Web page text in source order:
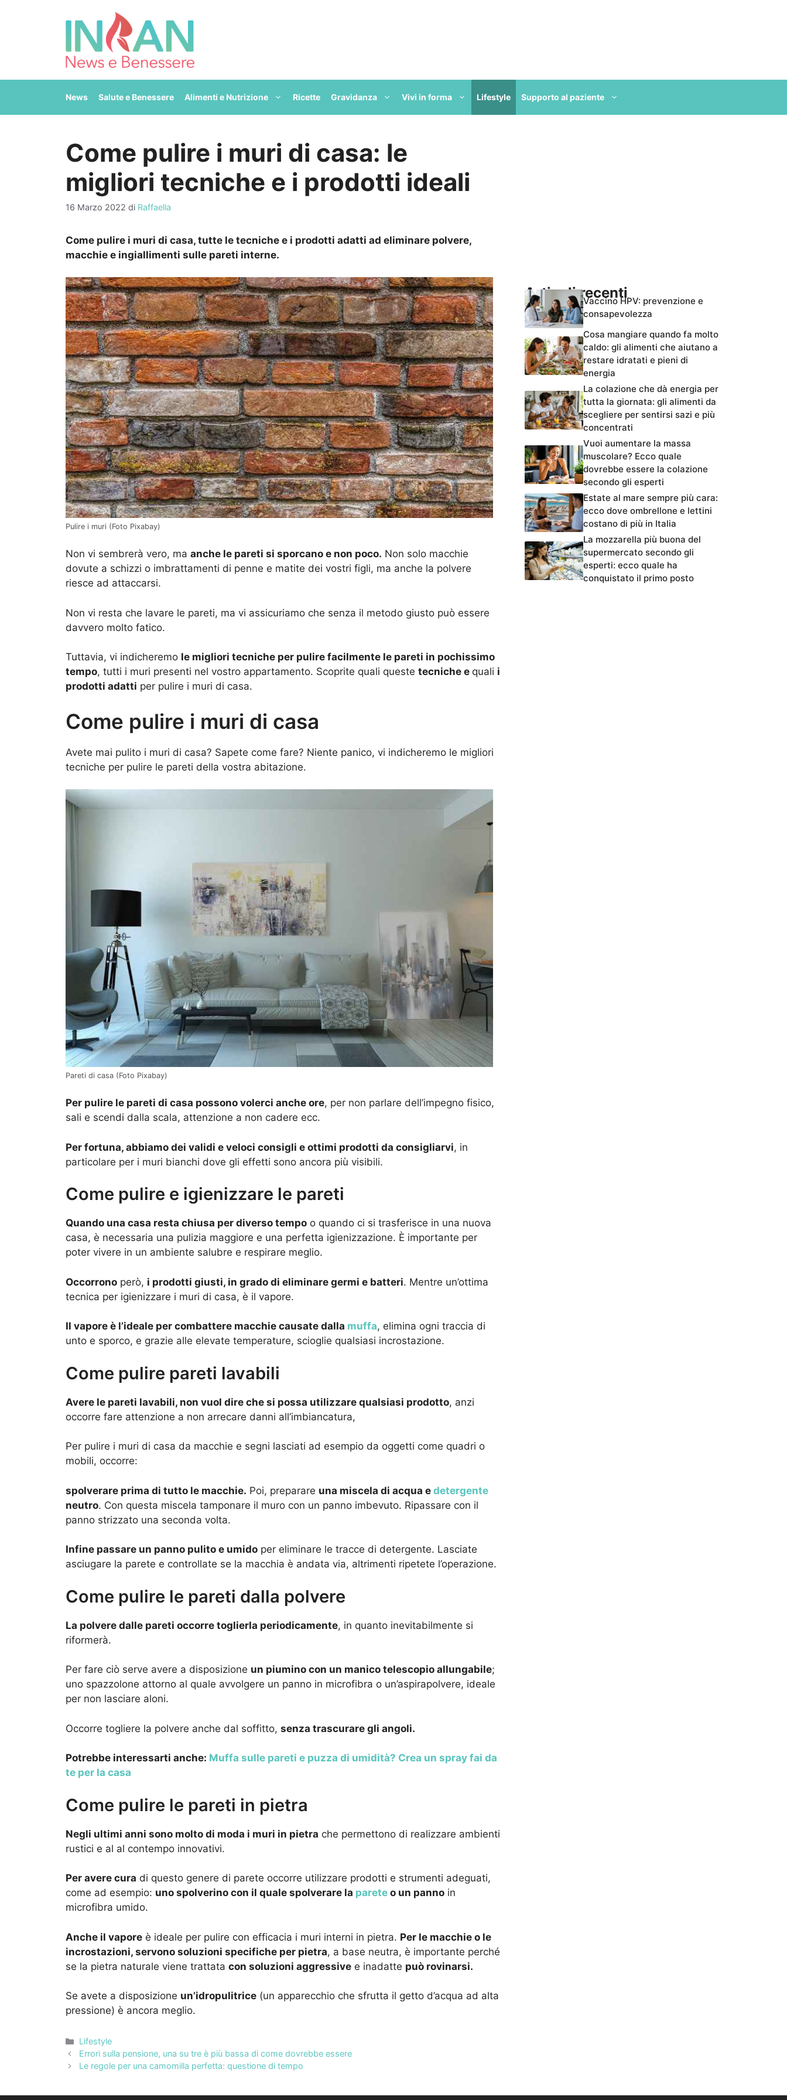
News Salute e Benessere Alimenti e Nutrizione Ricette Gravidanza Vivi in forma Lifestyle Supporto al paziente
Come pulire i muri di casa: le
migliori tecniche e i prodotti ideali
16 Marzo 2022 di Raffaella
Come pulire i muri di casa, tutte le tecniche e i prodotti adatti ad eliminare polvere,
macchie e ingiallimenti sulle pareti interne.
Pulire i muri (Foto Pixabay)
Non vi sembrerà vero, ma anche le pareti si sporcano e non poco. Non solo macchie
dovute a schizzi o imbrattamenti di penne e matite dei vostri figli, ma anche la polvere
riesce ad attaccarsi.
Non vi resta che lavare le pareti, ma vi assicuriamo che senza il metodo giusto può essere
davvero molto fatico.
Tuttavia, vi indicheremo le migliori tecniche per pulire facilmente le pareti in pochissimo
tempo, tutti i muri presenti nel vostro appartamento. Scoprite quali queste tecniche e quali i
prodotti adatti per pulire i muri di casa.
Come pulire i muri di casa
Avete mai pulito i muri di casa? Sapete come fare? Niente panico, vi indicheremo le migliori
tecniche per pulire le pareti della vostra abitazione.
Pareti di casa (Foto Pixabay)
Per pulire le pareti di casa possono volerci anche ore, per non parlare dell’impegno fisico,
sali e scendi dalla scala, attenzione a non cadere ecc.
Per fortuna, abbiamo dei validi e veloci consigli e ottimi prodotti da consigliarvi, in
particolare per i muri bianchi dove gli effetti sono ancora più visibili.
Come pulire e igienizzare le pareti
Quando una casa resta chiusa per diverso tempo o quando ci si trasferisce in una nuova
casa, è necessaria una pulizia maggiore e una perfetta igienizzazione. È importante per
poter vivere in un ambiente salubre e respirare meglio.
Occorrono però, i prodotti giusti, in grado di eliminare germi e batteri. Mentre un’ottima
tecnica per igienizzare i muri di casa, è il vapore.
Il vapore è l’ideale per combattere macchie causate dalla muffa, elimina ogni traccia di
unto e sporco, e grazie alle elevate temperature, scioglie qualsiasi incrostazione.
Come pulire pareti lavabili
Avere le pareti lavabili, non vuol dire che si possa utilizzare qualsiasi prodotto, anzi
occorre fare attenzione a non arrecare danni all’imbiancatura,
Per pulire i muri di casa da macchie e segni lasciati ad esempio da oggetti come quadri o
mobili, occorre:
spolverare prima di tutto le macchie. Poi, preparare una miscela di acqua e detergente
neutro. Con questa miscela tamponare il muro con un panno imbevuto. Ripassare con il
panno strizzato una seconda volta.
Infine passare un panno pulito e umido per eliminare le tracce di detergente. Lasciate
asciugare la parete e controllate se la macchia è andata via, altrimenti ripetete l’operazione.
Come pulire le pareti dalla polvere
La polvere dalle pareti occorre toglierla periodicamente, in quanto inevitabilmente si
riformerà.
Per fare ciò serve avere a disposizione un piumino con un manico telescopio allungabile;
uno spazzolone attorno al quale avvolgere un panno in microfibra o un’aspirapolvere, ideale
per non lasciare aloni.
Occorre togliere la polvere anche dal soffitto, senza trascurare gli angoli.
Potrebbe interessarti anche: Muffa sulle pareti e puzza di umidità? Crea un spray fai da
te per la casa
Come pulire le pareti in pietra
Negli ultimi anni sono molto di moda i muri in pietra che permettono di realizzare ambienti
rustici e al al contempo innovativi.
Per avere cura di questo genere di parete occorre utilizzare prodotti e strumenti adeguati,
come ad esempio: uno spolverino con il quale spolverare la parete o un panno in
microfibra umido.
Anche il vapore è ideale per pulire con efficacia i muri interni in pietra. Per le macchie o le
incrostazioni, servono soluzioni specifiche per pietra, a base neutra, è importante perché
se la pietra naturale viene trattata con soluzioni aggressive e inadatte può rovinarsi.
Se avete a disposizione un’idropulitrice (un apparecchio che sfrutta il getto d’acqua ad alta
pressione) è ancora meglio.
Categorie
Lifestyle
Errori sulla pensione, una su tre è più bassa di come dovrebbe essere
Le regole per una camomilla perfetta: questione di tempo
Articoli recentiVaccino HPV: prevenzione e
consapevolezza
Cosa mangiare quando fa molto
caldo: gli alimenti che aiutano a
restare idratati e pieni di
energia
La colazione che dà energia per
tutta la giornata: gli alimenti da
scegliere per sentirsi sazi e più
concentrati
Vuoi aumentare la massa
muscolare? Ecco quale
dovrebbe essere la colazione
secondo gli esperti
Estate al mare sempre più cara:
ecco dove ombrellone e lettini
costano di più in Italia
La mozzarella più buona del
supermercato secondo gli
esperti: ecco quale ha
conquistato il primo posto